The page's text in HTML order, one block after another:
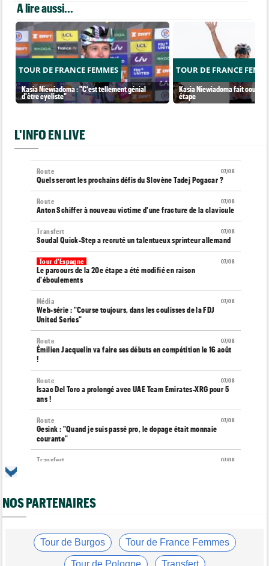
A lire aussi...
TOUR DE FRANCE FEMMES
Kasia Niewiadoma : "C'est tellement génial
d'être cycliste"
TOUR DE FRANCE
Kasia Niewiadoma fait coup
étape
L'INFO EN LIVE
07/08
Route
Quels seront les prochains défis du Slovène Tadej Pogacar ?
07/08
Route
Anton Schiffer à nouveau victime d'une fracture de la clavicule
07/08
Transfert
Soudal Quick-Step a recruté un talentueux sprinteur allemand
07/08
Tour d'Espagne
Le parcours de la 20e étape a été modifié en raison
d'éboulements
07/08
Média
Web-série : "Course toujours, dans les coulisses de la FDJ
United Series"
07/08
Route
Émilien Jacquelin va faire ses débuts en compétition le 16 août
!
07/08
Route
Isaac Del Toro a prolongé avec UAE Team Emirates-XRG pour 5
ans !
07/08
Route
Gesink : "Quand je suis passé pro, le dopage était monnaie
courante"
07/08
Transfert
Transfert
Lotto-Intermarché fait passer pro trois jeunes de sa formation
Kasia Niewiadoma : "C'est tellement génial d'être cycliste"
Tour de Burgos
NOS PARTENAIRES
Tour de Burgos Tour de France Femmes